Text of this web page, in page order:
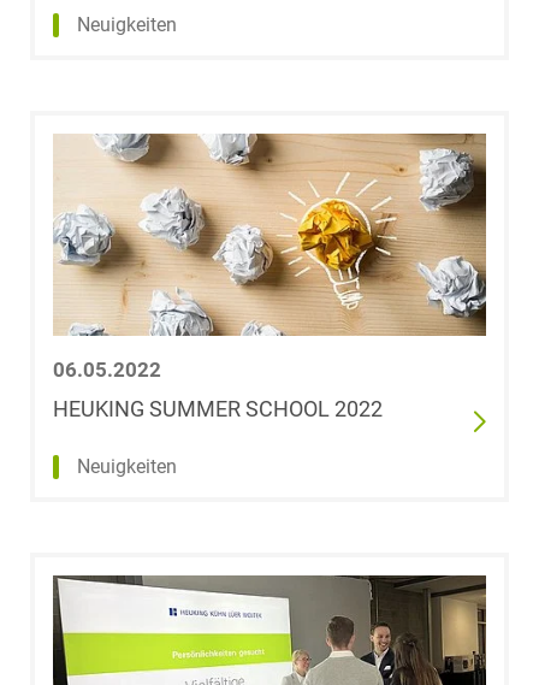
Neuigkeiten
06.05.2022
HEUKING SUMMER SCHOOL 2022
Neuigkeiten